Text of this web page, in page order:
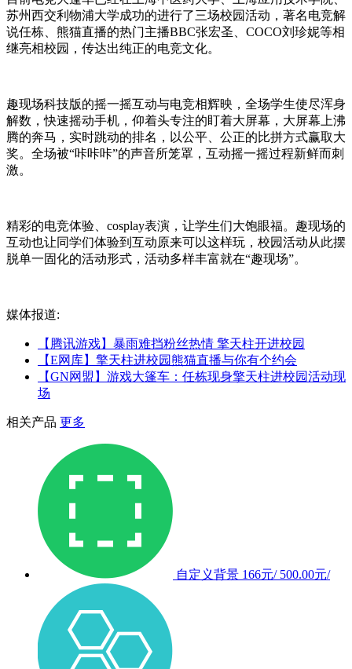
苏州西交利物浦大学成功的进行了三场校园活动，著名电竞解
说任栋、熊猫直播的热门主播BBC张宏圣、COCO刘珍妮等相
继亮相校园，传达出纯正的电竞文化。
趣现场科技版的摇一摇互动与电竞相辉映，全场学生使尽浑身
解数，快速摇动手机， 仰着头专注的盯着大屏幕， 大屏幕上沸
腾的奔马，实时跳动的排名，以公平、公正的比拼方式赢取大
奖。全场被“咔咔咔”的声音所笼罩，互动摇一摇过程新鲜而刺
激。
精彩的电竞体验、cosplay表演，让学生们大饱眼福。趣现场的
互动也让同学们体验到互动原来可以这样玩，校园活动从此摆
脱单一固化的活动形式，活动多样丰富就在“趣现场”。
媒体报道:
【腾讯游戏】暴雨难挡粉丝热情 擎天柱开进校园
【E网库】擎天柱进校园熊猫直播与你有个约会
【GN网盟】游戏大篷车：任栋现身擎天柱进校园活动现
场
相关产品 更多
自定义背景 166元/ 500.00元/